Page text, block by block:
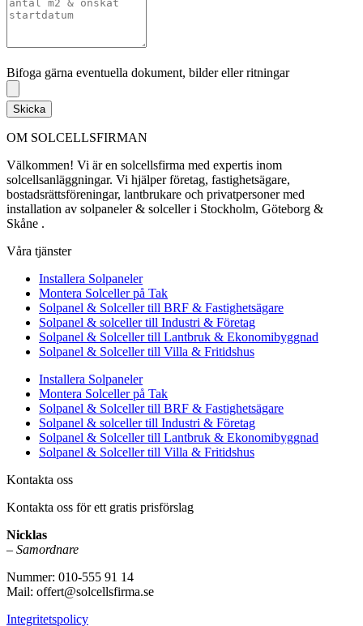
Bifoga gärna eventuella dokument, bilder eller ritningar
Skicka
OM SOLCELLSFIRMAN
Välkommen! Vi är en solcellsfirma med expertis inom
solcellsanläggningar. Vi hjälper företag, fastighetsägare,
bostadsrättsföreningar, lantbrukare och privatpersoner med
installation av solpaneler & solceller i Stockholm, Göteborg &
Skåne .
Våra tjänster
Installera Solpaneler
Montera Solceller på Tak
Solpanel & Solceller till BRF & Fastighetsägare
Solpanel & solceller till Industri & Företag
Solpanel & Solceller till Lantbruk & Ekonomibyggnad
Solpanel & Solceller till Villa & Fritidshus
Installera Solpaneler
Montera Solceller på Tak
Solpanel & Solceller till BRF & Fastighetsägare
Solpanel & solceller till Industri & Företag
Solpanel & Solceller till Lantbruk & Ekonomibyggnad
Solpanel & Solceller till Villa & Fritidshus
Kontakta oss
Kontakta oss för ett gratis prisförslag
Nicklas
– Samordnare
Nummer: 010-555 91 14
Mail: offert@solcellsfirma.se
Integritetspolicy